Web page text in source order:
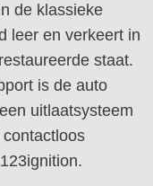
de klassieke
leer en verkeert in
staat.
is de auto
uitlaatsysteem